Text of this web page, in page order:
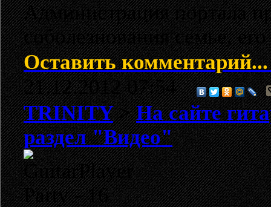
Администрация портала
соболезнования семье,
Оставить комментарий...
21.12.2012 07:54
TRINITY>На сайте
раздел "Видео"